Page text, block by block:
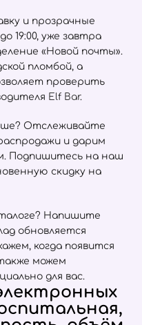
и прозрачные
19:00, уже завтра
«Новой почты».
пломбой, а
проверить
Elf Bar.
Отслеживайте
и дарим
Подпишитесь на наш
скидку на
Напишите
обновляется
когда появится
можем
для вас.